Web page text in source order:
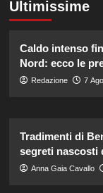
Ultimissime
Caldo intenso
Nord: ecco le
Redazione 7
Tradimenti di
segreti nascosti
Anna Gaia Cavallo